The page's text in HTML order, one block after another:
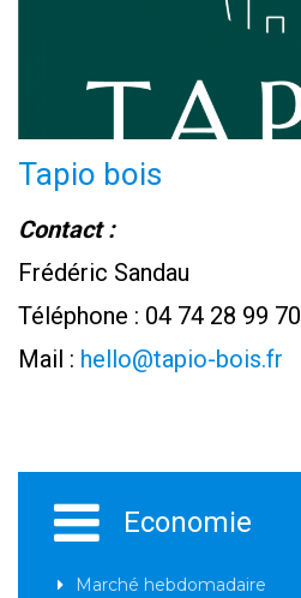
Tapio bois
Contact :
Frédéric Sandau
Téléphone : 04 74 28 99 70
Mail : hello@tapio-bois.fr
Economie
Marché hebdomadaire